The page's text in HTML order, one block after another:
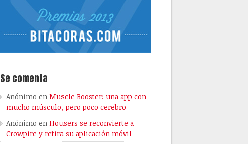
Se comenta
Anónimo en Muscle Booster: una app con
mucho músculo, pero poco cerebro
Anónimo en Housers se reconvierte a
Crowpire y retira su aplicación móvil